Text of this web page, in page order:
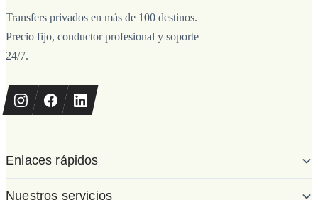
Transfers privados en más de 100 destinos.
Precio fijo, conductor profesional y soporte
24/7.
Enlaces rápidos
Nuestros servicios